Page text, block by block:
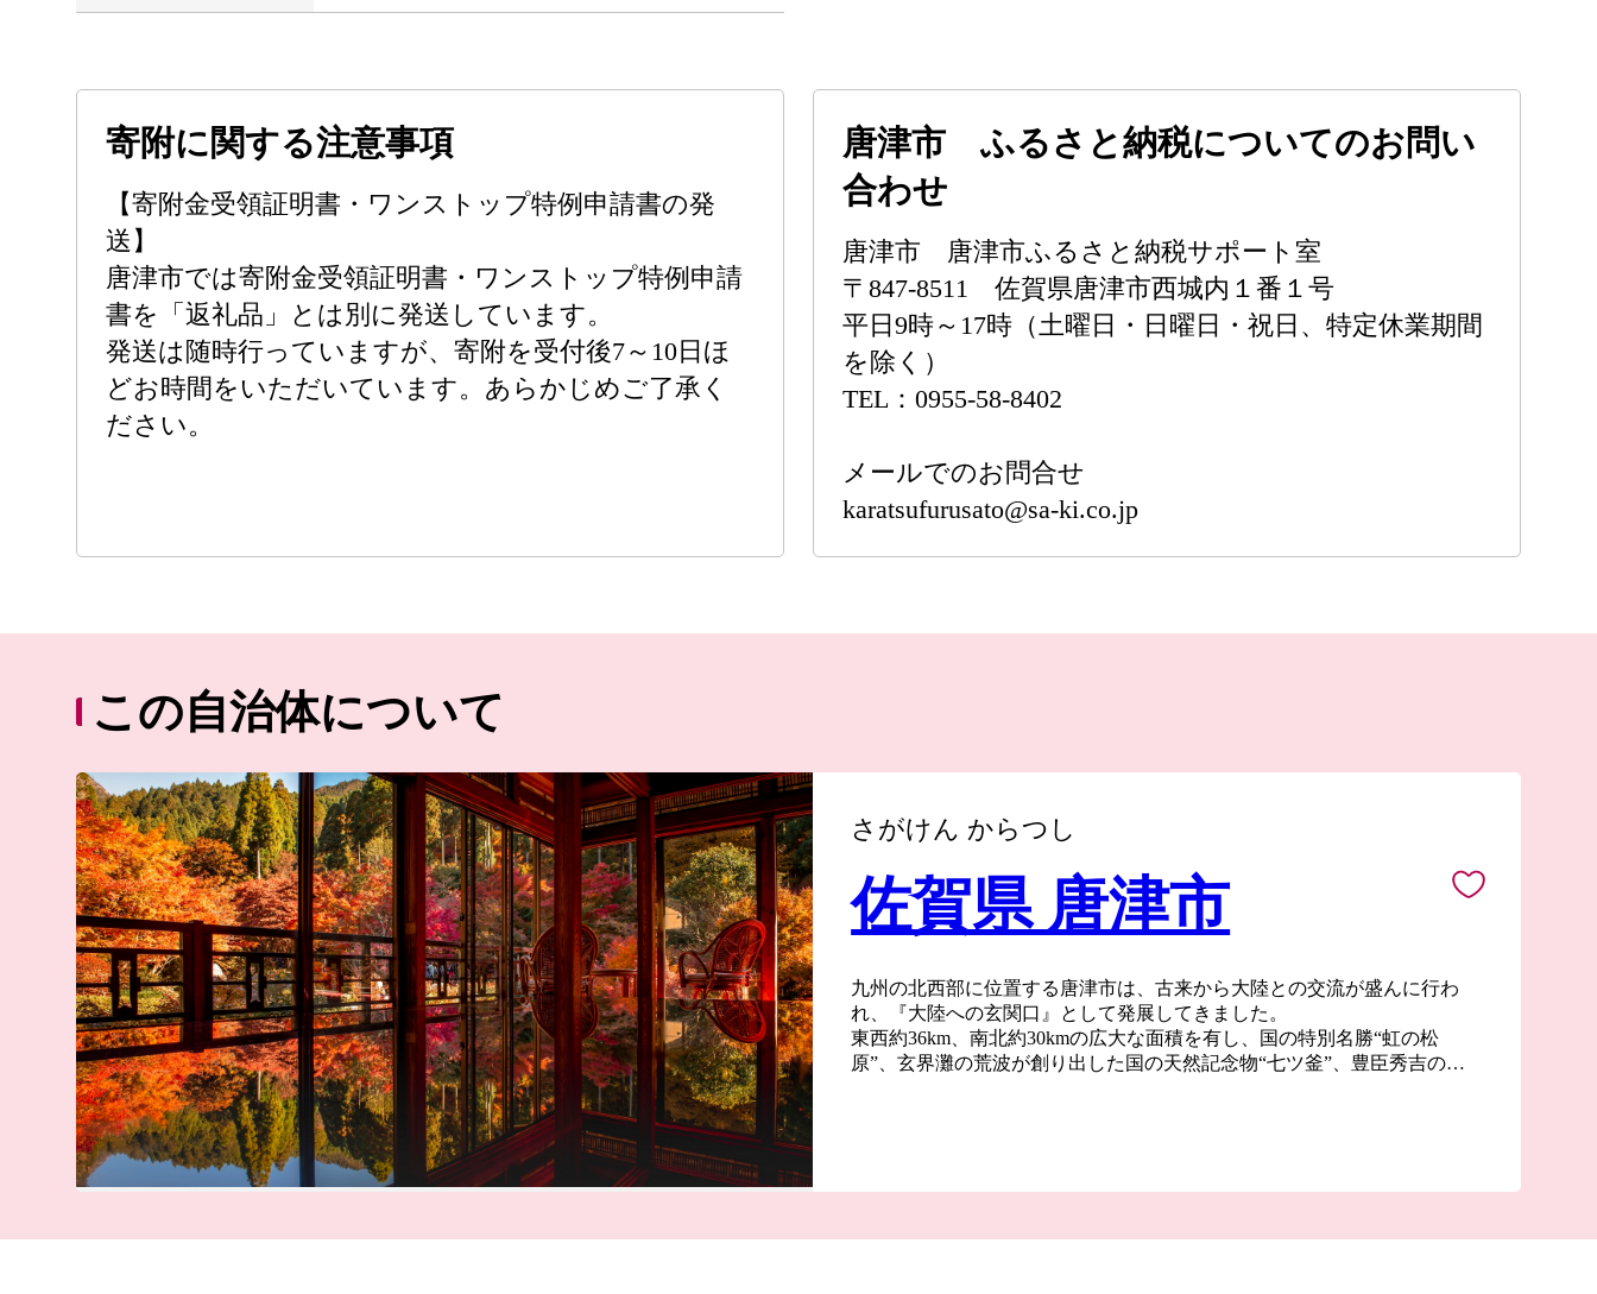
寄附に関する注意事項
【寄附金受領証明書・ワンストップ特例申請書の発
送】
唐津市では寄附金受領証明書・ワンストップ特例申請
書を「返礼品」とは別に発送しています。
発送は随時行っていますが、寄附を受付後7～10日ほ
どお時間をいただいています。あらかじめご了承く
ださい。
唐津市 ふるさと納税についてのお問い
合わせ
唐津市 唐津市ふるさと納税サポート室
〒847-8511 佐賀県唐津市西城内１番１号
平日9時～17時（土曜日・日曜日・祝日、特定休業期間
を除く）
TEL：0955-58-8402
メールでのお問合せ
karatsufurusato@sa-ki.co.jp
この自治体について
さがけん からつし
佐賀県 唐津市
九州の北西部に位置する唐津市は、古来から大陸との交流が盛んに行わ
れ、『大陸への玄関口』として発展してきました。
東西約36km、南北約30kmの広大な面積を有し、国の特別名勝“虹の松
原”、玄界灘の荒波が創り出した国の天然記念物“七ツ釜”、豊臣秀吉の朝